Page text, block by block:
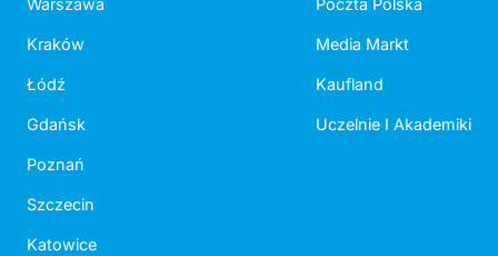
Warszawa
Kraków
Łódź
Gdańsk
Poznań
Szczecin
Katowice
Poczta Polska
Media Markt
Kaufland
Uczelnie I Akademiki